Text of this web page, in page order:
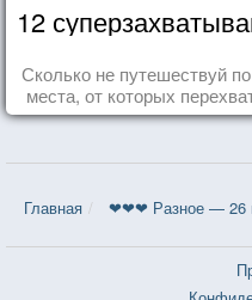
12
Сколько не путешествуй
места, от которых
Главная ❤❤❤ Разное — 26